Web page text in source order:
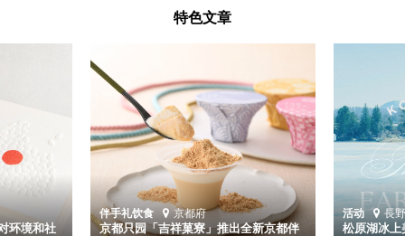
特色文章
环境和社
伴手礼饮食 京都府
京都只园「吉祥菓寮」推出全新京都伴
活动 長
松原湖冰